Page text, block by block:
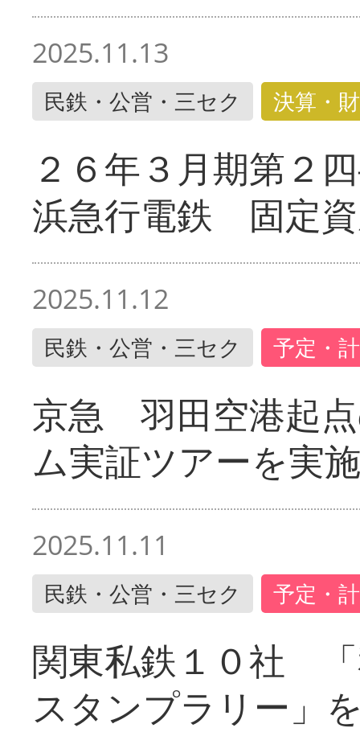
2025.11.13
民鉄・公営・三セク 決算・
２６年３月期第２
浜急行電鉄 固定
2025.11.12
民鉄・公営・三セク 予定・
京急 羽田空港起
ム実証ツアーを実施
2025.11.11
民鉄・公営・三セク 予定・
関東私鉄１０社
スタンプラリー」